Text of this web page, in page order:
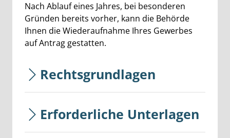
Nach Ablauf eines Jahres, bei besonderen
Gründen bereits vorher, kann die Behörde
Ihnen die Wiederaufnahme Ihres Gewerbes
auf Antrag gestatten.
Rechtsgrundlagen
Erforderliche Unterlagen